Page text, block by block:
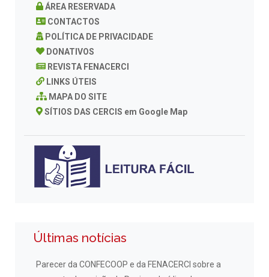
ÁREA RESERVADA
CONTACTOS
POLÍTICA DE PRIVACIDADE
DONATIVOS
REVISTA FENACERCI
LINKS ÚTEIS
MAPA DO SITE
SÍTIOS DAS CERCIS em Google Map
Últimas notícias
Parecer da CONFECOOP e da FENACERCI sobre a